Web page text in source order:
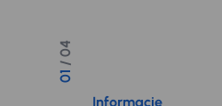
01
/ 04
Informacje